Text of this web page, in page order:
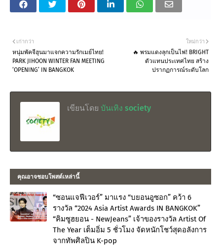
ใหม่กว่า
🔥 พรมแดงลุกเป็นไฟ! BRIGHT
ตัวแทนประเทศไทย สร้าง
ปรากฏการณ์ระดับโลก
เก่ากว่า
หนุ่มพัคจีฮุนมาแจกความรักเมย์ไทย!
PARK JIHOON WINTER FAN MEETING
‘OPENING’ IN BANGKOK
เขียนโดย บันเทิง society
คุณอาจชอบโพสต์เหล่านี้
“ซอนแจฟีเวอร์” มาแรง “บยอนอูซอก” คว้า 6
รางวัล “2024 Asia Artist Awards IN BANGKOK”
“คิมซูฮยอน - NewJeans” เจ้าของรางวัล Artist Of
The Year เต็มอิ่ม 5 ชั่วโมง จัดหนักโชว์สุดอลังการ
จากทัพศิลปิน K-pop